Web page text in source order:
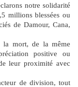
notre solidarité
millions blessées ou
de Damour, Cana,
la mort, de la même
positive ou
leur proximité avec
de division, tout